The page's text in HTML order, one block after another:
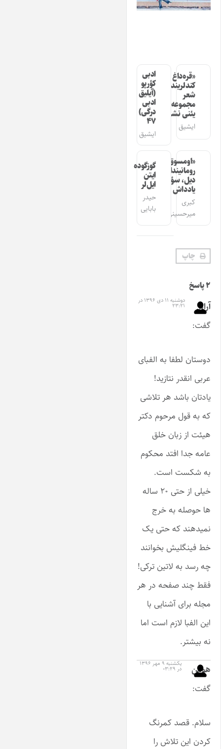
«قره‌داغ
کندلرینده»
شعر
مجموعه‌سینین
یئنی نشری
ایشیق
ادبی
کؤرپو
(آیلیق
ادبی
درگی)
۴۷
ایشیق
«اومسوق»
رومانیندا
دیل، سؤز،
یادداش
کبری
میرحسینی
گوزگوده
ایتن
ایل‌لر
حیدر
بابایی
چاپ
۲ پاسخ
آرام
گفت:
دوشنبه ۱۱ دی ۱۳۹۶ در
۲۳:۲۱
دوستان لطفا به الفبای
عربی انقدر نتازید!
یادتان باشد هر تلاشی
که به قول مرحوم دکتر
هیئت از زبان خلق
عامه جدا افتد محکوم
به شکست است.
خیلی از حتی ۲۰ ساله
ها حوصله به خرج
نمیدهند که حتی یک
خط فینگلیش بخوانند
چه رسد به لاتین ترکی!
فقط چند صفحه در هر
مجله برای آشنایی با
این الفبا لازم است اما
نه بیشتر.
هومن
گفت:
یکشنبه ۹ مهر ۱۳۹۶
در ۰۳:۲۹
سلام. قصد کمرنگ
کردن این تلاش را